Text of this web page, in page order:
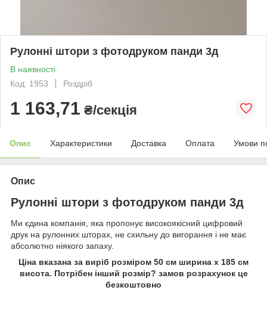
Рулонні штори з фотодруком панди 3д
В наявності
Код: 1953
Роздріб
1 163,71 ₴/секція
Опис Характеристики Доставка Оплата Умови
Опис
Рулонні штори з фотодруком панди 3д
Ми єдина компанія, яка пропонує високоякісний цифровий
друк на рулонних шторах, не схильну до вигорання і не має
абсолютно ніякого запаху.
Ціна вказана за виріб розміром 50 см ширина х 185 см
висота. Потрібен інший розмір? замов розрахунок це
безкоштовно